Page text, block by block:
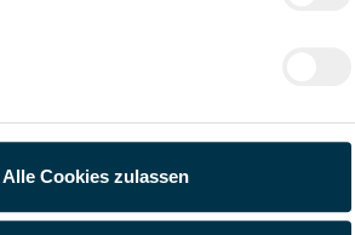
Alle Cookies zulassen
Weiz